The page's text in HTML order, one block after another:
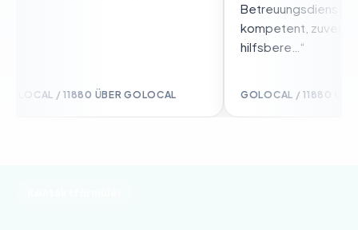
/ 11880 ÜBER GOLOCAL
Betreuungsdienstes
kompetent,
hilfsbere…“
GOLOCAL / 11880 ÜBER